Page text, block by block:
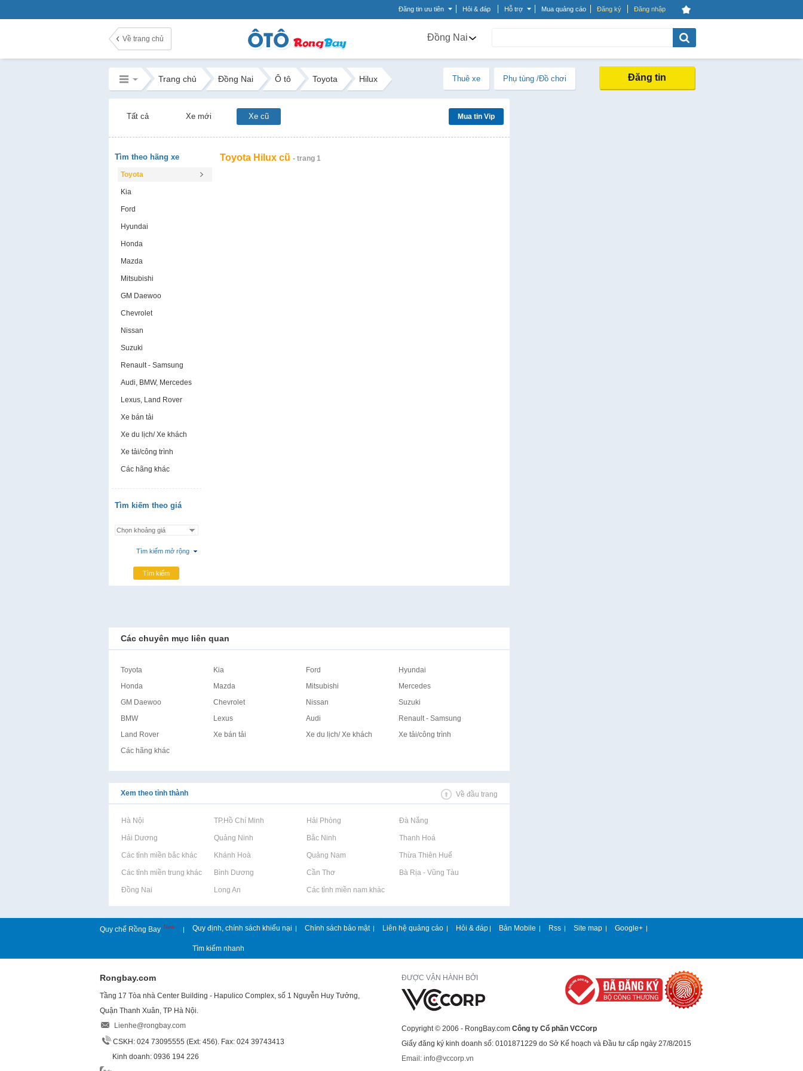
Đăng tin ưu tiên Hỏi & đáp Hỗ trợ Mua quảng cáo Đăng ký Đăng nhập
Về trang chủ Đồng Nai
Trang chủ Đồng Nai Ô tô Toyota Hilux Thuê xe Phụ tùng /Đồ chơi Đăng tin
Tất cả Xe mới Xe cũ Mua tin Vip
Tìm theo hãng xe
Toyota
Kia
Ford
Hyundai
Honda
Mazda
Mitsubishi
GM Daewoo
Chevrolet
Nissan
Suzuki
Renault - Samsung
Audi, BMW, Mercedes
Lexus, Land Rover
Xe bán tải
Xe du lịch/ Xe khách
Xe tải/công trình
Các hãng khác
Tìm kiếm theo giá
Tìm kiếm mở rộng
Tìm kiếm
Toyota Hilux cũ - trang 1
Các chuyên mục liên quan
Toyota Kia Ford
Hyundai
Honda
Mazda Mitsubishi
Mercedes
GM Daewoo
Chevrolet Nissan
Suzuki
BMW
Lexus Audi
Renault - Samsung
Land Rover
Xe bán tải Xe du lịch/ Xe khách
Xe tải/công trình
Các hãng khác
Xem theo tỉnh thành Về đầu trang
Rao vặt tại Hà Nội Rao vặt tại TP.Hồ Chí Minh Rao vặt tại Hải Phòng Rao vặt tại Đà Nẵng
Rao vặt tại Hải Dương Rao vặt tại Quảng Ninh Rao vặt tại Bắc Ninh Rao vặt tại Thanh Hoá
Rao vặt tại Các tỉnh miền bắc khácRao vặt tại Khánh Hoà Rao vặt tại Quảng Nam Rao vặt tại Thừa Thiên Huế
Rao vặt tại Các tỉnh miền trung khácRao vặt tại Bình Dương Rao vặt tại Cần Thơ Rao vặt tại Bà Rịa - Vũng Tàu
Rao vặt tại Đồng Nai Rao vặt tại Long An Rao vặt tại Các tỉnh miền nam khác
Quy chế Rồng Bay New | Quy định, chính sách khiếu nại | Chính sách bảo mật | Liên hệ quảng cáo | Hỏi & đáp | Bản Mobile | Rss | Site map | Google+ |
Tìm kiếm nhanh
Rongbay.com
Tầng 17 Tòa nhà Center Building - Hapulico Complex, số 1 Nguyễn Huy Tưởng,
Quận Thanh Xuân, TP Hà Nội.
Lienhe@rongbay.com
CSKH: 024 73095555 (Ext: 456). Fax: 024 39743413
Kinh doanh: 0936 194 226
ĐƯỢC VẬN HÀNH BỞI
Copyright © 2006 - RongBay.com Công ty Cổ phần VCCorp
Giấy đăng ký kinh doanh số: 0101871229 do Sở Kế hoạch và Đầu tư cấp ngày 27/8/2015
Email: info@vccorp.vn